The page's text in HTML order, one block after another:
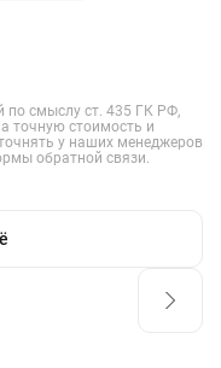
по смыслу ст. 435 ГК РФ,
точную стоимость и
у наших менеджеров
обратной связи.